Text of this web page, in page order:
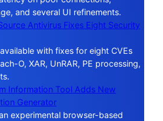
and several UI refinements.
Antivirus Fixes Eight Security
with fixes for eight CVEs
O, XAR, UnRAR, PE processing,
Information Tool Adds New
Generator
experimental browser-based